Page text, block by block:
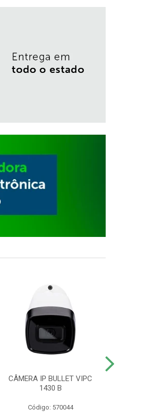
CÂMERA IP BULLET VIPC
1430 B
Código: 570044